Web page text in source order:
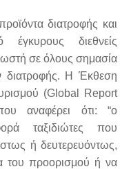
διατροφής και
διεθνείς
σε όλους σημασία
διατροφής. Η Έκθεση
(Global Report
αναφέρει ότι: “ο
ταξιδιώτες που
ή δευτερευόντως,
του προορισμού ή να